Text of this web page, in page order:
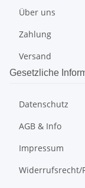
Über uns
Zahlung
Versand
Gesetzliche
Datenschutz
AGB & Info
Impressum
Widerrufsrecht/